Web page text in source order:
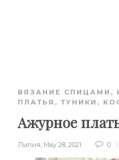
ВЯЗАНИЕ СПИЦАМИ ,
ПЛАТЬЯ, ТУНИКИ,
Ажурное
Лилия, May 28, 2021 0